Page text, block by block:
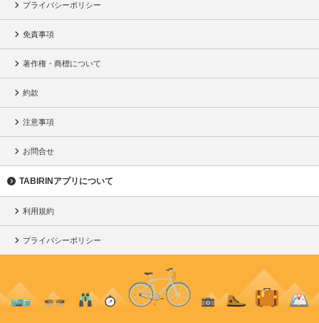
プライバシーポリシー
免責事項
著作権・商標について
約款
注意事項
お問合せ
TABIRINアプリについて
利用規約
プライバシーポリシー